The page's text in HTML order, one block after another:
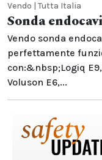
Vendo | Tutta Italia
Sonda
Vendo sonda
perfettamente
con:&nbsp;Logiq
Voluson E6,...